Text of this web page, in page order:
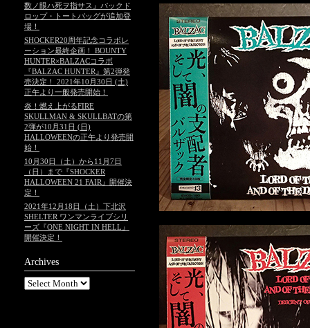
数ノ眼ハ死ヲ指サス』バックド
ロップ・トートバッグが追加登
場！
SHOCKER20周年記念コラボレ
ーション最終企画！ BOUNTY
HUNTER×BALZACコラボ
『BALZAC HUNTER』第2弾発
売決定！ 2021年10月30日 (土)
正午より一般発売開始！
炎！燃え上がるFIRE
SKULLMAN & SKULLBATの第
2弾が10月31日 (日)
HALLOWEENの正午より発売開
始！
10月30日（土）から11月7日
（日）まで『SHOCKER
HALLOWEEN 21 FAIR』開催決
定！
2021年12月18日（土）下北沢
SHELTER ワンマンライブシリ
ーズ『ONE NIGHT IN HELL』
開催決定！
Archives